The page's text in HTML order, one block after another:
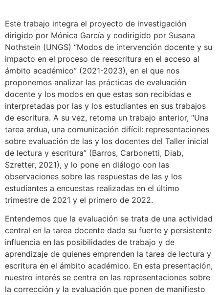
Este trabajo integra el proyecto de investigación
dirigido por Mónica García y codirigido por Susana
Nothstein (UNGS) “Modos de intervención docente y su
impacto en el proceso de reescritura en el acceso al
ámbito académico” (2021-2023), en el que nos
proponemos analizar las prácticas de evaluación
docente y los modos en que estas son recibidas e
interpretadas por las y los estudiantes en sus trabajos
de escritura. A su vez, retoma un trabajo anterior, “Una
tarea ardua, una comunicación difícil: representaciones
sobre evaluación de las y los docentes del Taller inicial
de lectura y escritura” (Barros, Carbonetti, Diab,
Szretter, 2021), y lo pone en diálogo con las
observaciones sobre las respuestas de las y los
estudiantes a encuestas realizadas en el último
trimestre de 2021 y el primero de 2022.
Entendemos que la evaluación se trata de una actividad
central en la tarea docente dada su fuerte y persistente
influencia en las posibilidades de trabajo y de
aprendizaje de quienes emprenden la tarea de lectura y
escritura en el ámbito académico. En esta presentación,
nuestro interés se centra en las representaciones sobre
la corrección y la evaluación que ponen de manifiesto